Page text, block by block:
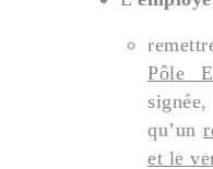
Pôle
qu’un
et le